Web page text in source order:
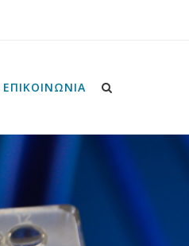
ΕΠΙΚΟΙΝΩΝΙΑ